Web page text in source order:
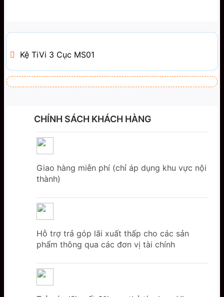
Kệ TiVi 3 Cục MS01
CHÍNH SÁCH KHÁCH HÀNG
Giao hàng miễn phí (chỉ áp dụng khu vực nội
thành)
Hỗ trợ trả góp lãi xuất thấp cho các sản
phẩm thông qua các đơn vị tài chính